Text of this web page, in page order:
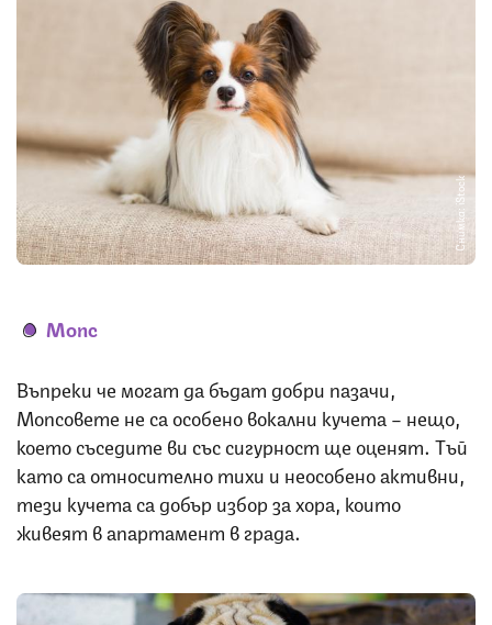
Снимка: iStock
Мопс
Въпреки че могат да бъдат добри пазачи,
Мопсовете не са особено вокални кучета – нещо,
което съседите ви със сигурност ще оценят. Тъй
като са относително тихи и неособено активни,
тези кучета са добър избор за хора, които
живеят в апартамент в града.